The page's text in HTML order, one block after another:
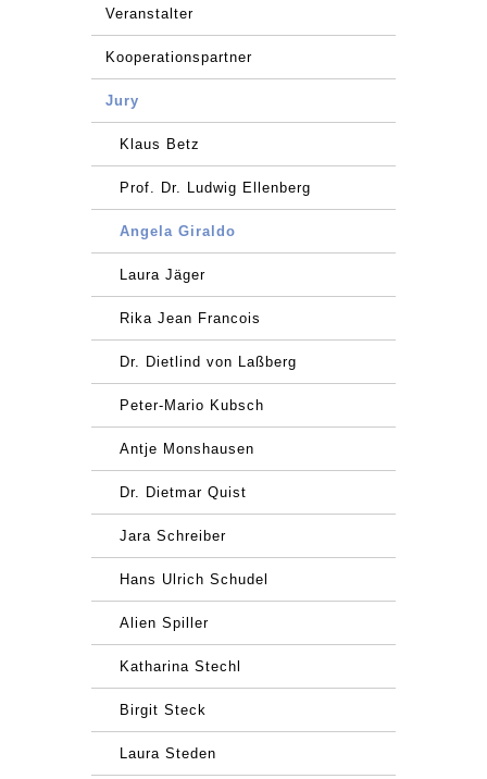
Veranstalter
Kooperationspartner
Jury
Klaus Betz
Prof. Dr. Ludwig Ellenberg
Angela Giraldo
Laura Jäger
Rika Jean Francois
Dr. Dietlind von Laßberg
Peter-Mario Kubsch
Antje Monshausen
Dr. Dietmar Quist
Jara Schreiber
Hans Ulrich Schudel
Alien Spiller
Katharina Stechl
Birgit Steck
Laura Steden